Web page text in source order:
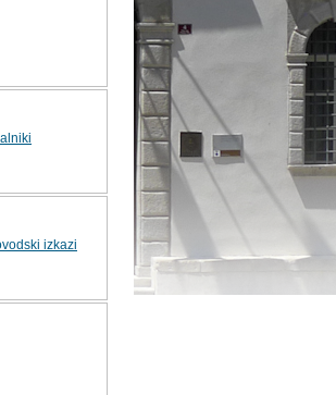
izkazi